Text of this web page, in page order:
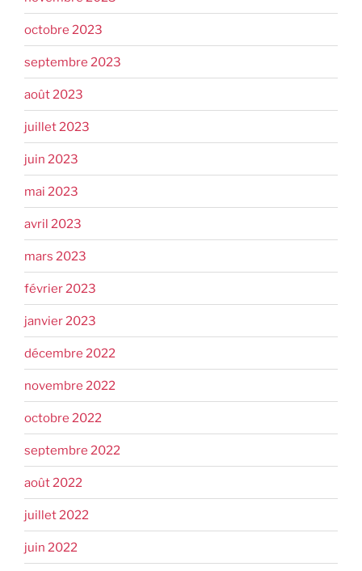
octobre 2023
septembre 2023
août 2023
juillet 2023
juin 2023
mai 2023
avril 2023
mars 2023
février 2023
janvier 2023
décembre 2022
novembre 2022
octobre 2022
septembre 2022
août 2022
juillet 2022
juin 2022